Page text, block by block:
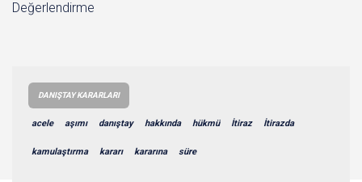
Değerlendirme
DANIŞTAY KARARLARI
acele aşımı danıştay hakkında hükmü İtiraz İtirazda
kamulaştırma kararı kararına süre